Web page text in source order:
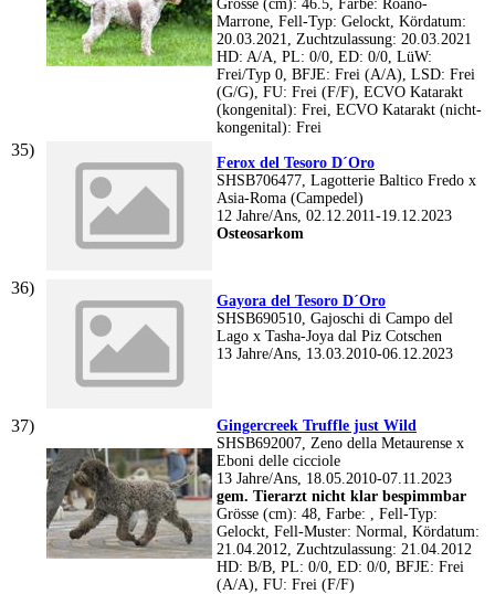
Grösse (cm): 46.5, Farbe: Roano-
Marrone, Fell-Typ: Gelockt, Kördatum:
20.03.2021, Zuchtzulassung: 20.03.2021
HD: A/A, PL: 0/0, ED: 0/0, LüW:
Frei/Typ 0, BFJE: Frei (A/A), LSD: Frei
(G/G), FU: Frei (F/F), ECVO Katarakt
(kongenital): Frei, ECVO Katarakt (nicht-
kongenital): Frei
Ferox del Tesoro D´Oro
SHSB706477, Lagotterie Baltico Fredo x
Asia-Roma (Campedel)
12 Jahre/Ans, 02.12.2011-19.12.2023
Osteosarkom
Gayora del Tesoro D´Oro
SHSB690510, Gajoschi di Campo del
Lago x Tasha-Joya dal Piz Cotschen
13 Jahre/Ans, 13.03.2010-06.12.2023
Gingercreek Truffle just Wild
SHSB692007, Zeno della Metaurense x
Eboni delle cicciole
13 Jahre/Ans, 18.05.2010-07.11.2023
gem. Tierarzt nicht klar bespimmbar
Grösse (cm): 48, Farbe: , Fell-Typ:
Gelockt, Fell-Muster: Normal, Kördatum:
21.04.2012, Zuchtzulassung: 21.04.2012
HD: B/B, PL: 0/0, ED: 0/0, BFJE: Frei
(A/A), FU: Frei (F/F)